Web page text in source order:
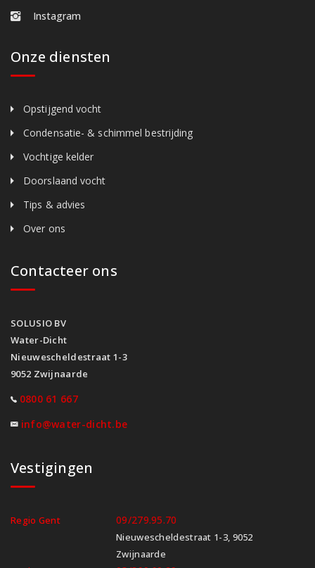
Instagram
Onze diensten
Opstijgend vocht
Condensatie- & schimmel bestrijding
Vochtige kelder
Doorslaand vocht
Tips & advies
Over ons
Contacteer ons
SOLUSIO BV
Water-Dicht
Nieuwescheldestraat 1-3
9052 Zwijnaarde
0800 61 667
info@water-dicht.be
Vestigingen
Regio Gent 09/279.95.70
Nieuwescheldestraat 1-3, 9052
Zwijnaarde